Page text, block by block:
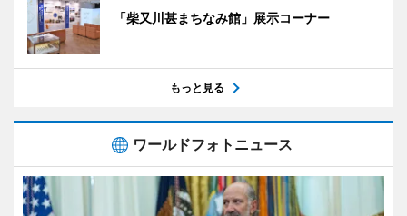
「柴又川甚まちなみ館」展示コーナー
もっと見る
ワールドフォトニュース